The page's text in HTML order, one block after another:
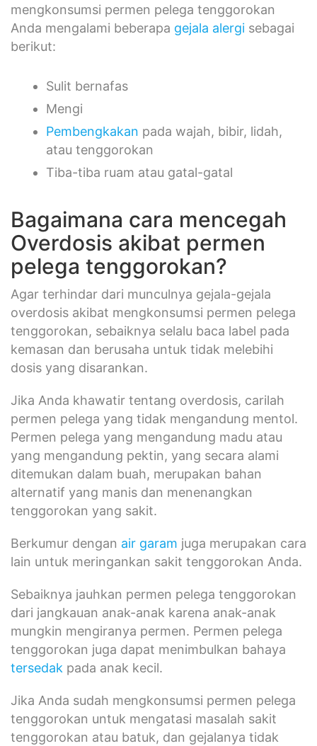
mengkonsumsi permen pelega tenggorokan
Anda mengalami beberapa gejala alergi sebagai
berikut:
Sulit bernafas
Mengi
Pembengkakan pada wajah, bibir, lidah,
atau tenggorokan
Tiba-tiba ruam atau gatal-gatal
Bagaimana cara mencegah
Overdosis akibat permen
pelega tenggorokan?
Agar terhindar dari munculnya gejala-gejala
overdosis akibat mengkonsumsi permen pelega
tenggorokan, sebaiknya selalu baca label pada
kemasan dan berusaha untuk tidak melebihi
dosis yang disarankan.
Jika Anda khawatir tentang overdosis, carilah
permen pelega yang tidak mengandung mentol.
Permen pelega yang mengandung madu atau
yang mengandung pektin, yang secara alami
ditemukan dalam buah, merupakan bahan
alternatif yang manis dan menenangkan
tenggorokan yang sakit.
Berkumur dengan air garam juga merupakan cara
lain untuk meringankan sakit tenggorokan Anda.
Sebaiknya jauhkan permen pelega tenggorokan
dari jangkauan anak-anak karena anak-anak
mungkin mengiranya permen. Permen pelega
tenggorokan juga dapat menimbulkan bahaya
tersedak pada anak kecil.
Jika Anda sudah mengkonsumsi permen pelega
tenggorokan untuk mengatasi masalah sakit
tenggorokan atau batuk, dan gejalanya tidak